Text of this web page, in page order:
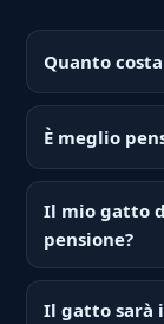
Quanto
È meglio
Il mio gatto
pensione?
Il gatto sarà